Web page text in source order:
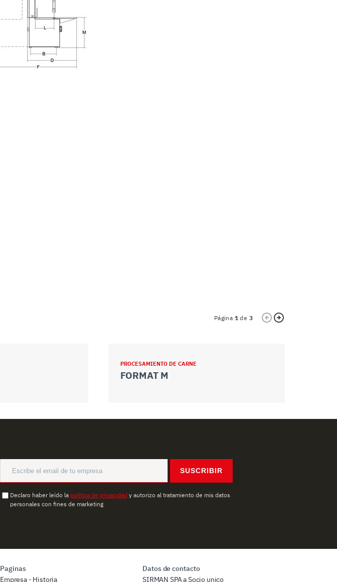
Página 1 de 3
PROCESAMIENTO DE CARNE
FORMAT M
SUSCRIBIR
Declaro haber leído la política de privacidad y autorizo al tratamiento de mis datos
personales con fines de marketing
Paginas
Empresa - Historia
Datos de contacto
SIRMAN SPA a Socio unico